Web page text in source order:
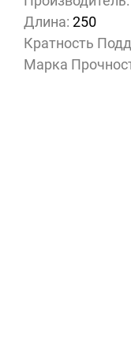
Длина: 250
Кратность
Марка